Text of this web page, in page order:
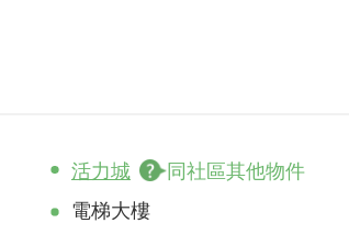
活力城
同社區其他物件
電梯大樓